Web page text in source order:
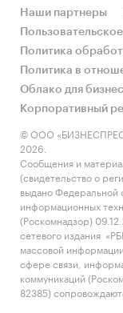
Наши партнеры
Политика
Политика в
Облако для
Корпоративный
© ООО
2026.
Сообщения и
(свидетельство о
выдано Федеральной
информационных
(Роскомнадзор)
сетевого издания
массовой
сфере связи,
коммуникаций
82385)